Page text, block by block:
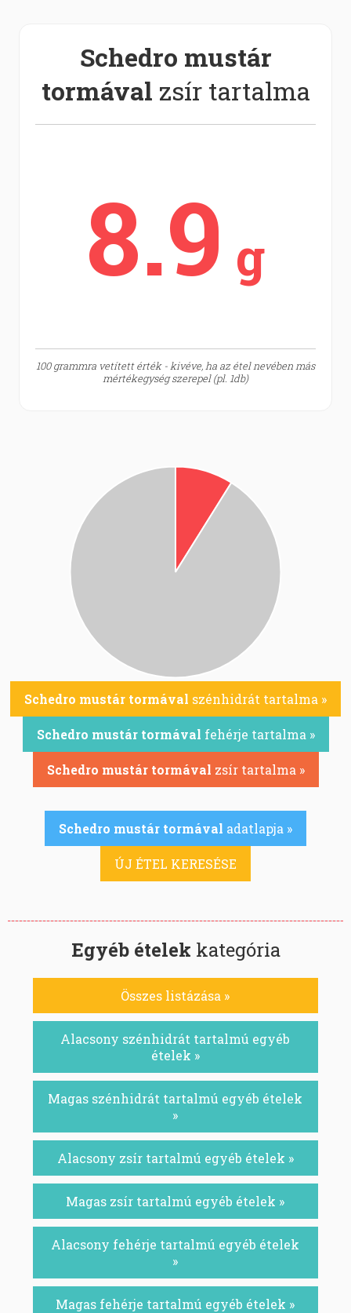
Schedro mustár
tormával zsír tartalma
8.9 g
100 grammra vetített érték - kivéve, ha az étel nevében más
mértékegység szerepel (pl. 1db)
Schedro mustár tormával szénhidrát tartalma »
Schedro mustár tormával fehérje tartalma »
Schedro mustár tormával zsír tartalma »
Schedro mustár tormával adatlapja »
ÚJ ÉTEL KERESÉSE
Egyéb ételek kategória
Összes listázása »
Alacsony szénhidrát tartalmú egyéb
ételek »
Magas szénhidrát tartalmú egyéb ételek
»
Alacsony zsír tartalmú egyéb ételek »
Magas zsír tartalmú egyéb ételek »
Alacsony fehérje tartalmú egyéb ételek
»
Magas fehérje tartalmú egyéb ételek »